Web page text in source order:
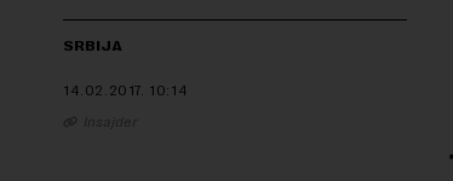
SRBIJA
14.02.2017. 10:14
Insajder